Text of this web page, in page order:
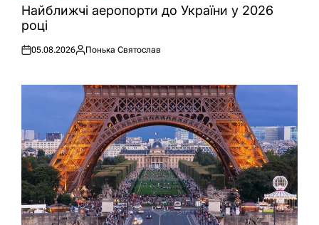
УНайближчі аеропорти до України у 2026
році
Оприлюднено
05.08.2026
Опубліковано
Понька Святослав